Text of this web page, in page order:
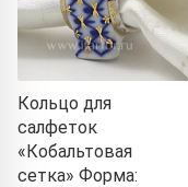
Кольцо для
салфеток
«Кобальтовая
сетка» Форма: